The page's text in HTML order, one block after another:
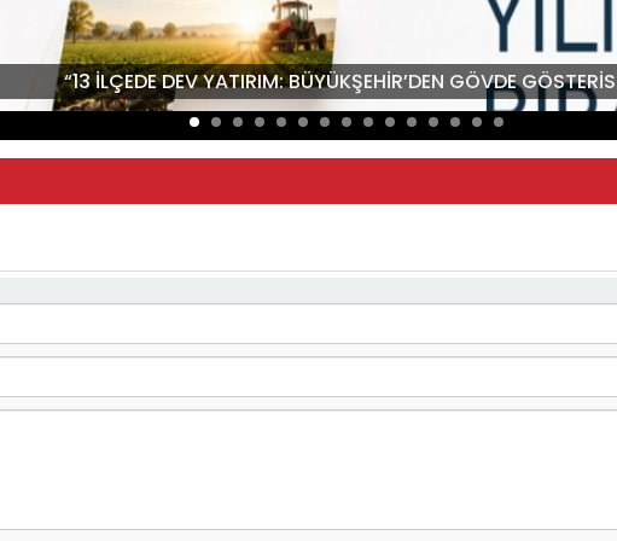
“13 İLÇEDE DEV YATIRIM: BÜYÜKŞEHİR’DEN GÖVDE